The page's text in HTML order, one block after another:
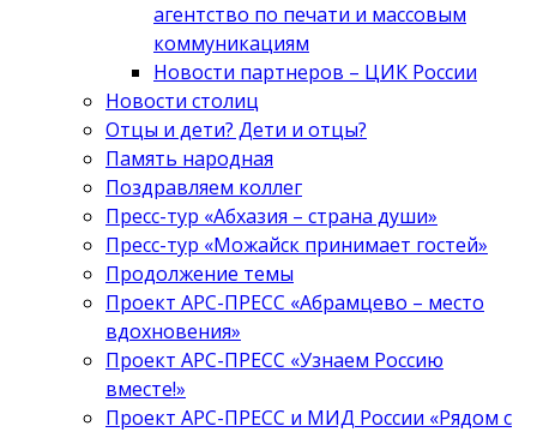
агентство по печати и массовым
коммуникациям
Новости партнеров – ЦИК России
Новости столиц
Отцы и дети? Дети и отцы?
Память народная
Поздравляем коллег
Пресс-тур «Абхазия – страна души»
Пресс-тур «Можайск принимает гостей»
Продолжение темы
Проект АРС-ПРЕСС «Абрамцево – место
вдохновения»
Проект АРС-ПРЕСС «Узнаем Россию
вместе!»
Проект АРС-ПРЕСС и МИД России «Рядом с